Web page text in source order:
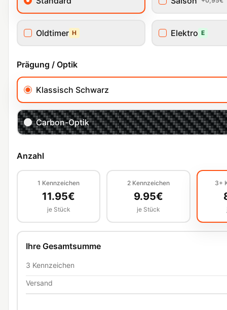
Oldtimer H Elektro E
Prägung / Optik
Klassisch Schwarz
Carbon-Optik
Anzahl
1 Kennzeichen
11.95€
je Stück
2 Kennzeichen
9.95€
je Stück
3+
Ihre Gesamtsumme
3 Kennzeichen
Versand